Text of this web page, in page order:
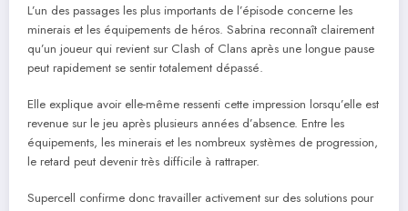
L’un des passages les plus importants de l’épisode concerne les
minerais et les équipements de héros. Sabrina reconnaît clairement
qu’un joueur qui revient sur Clash of Clans après une longue pause
peut rapidement se sentir totalement dépassé.
Elle explique avoir elle-même ressenti cette impression lorsqu’elle est
revenue sur le jeu après plusieurs années d’absence. Entre les
équipements, les minerais et les nombreux systèmes de progression,
le retard peut devenir très difficile à rattraper.
Supercell confirme donc travailler activement sur des solutions pour